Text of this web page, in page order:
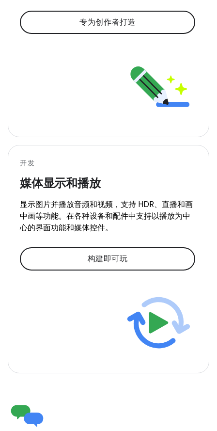
专为创作者打造
开发
媒体显示和播放
显示图片并播放音频和视频，支持 HDR、直播和画
中画等功能。在各种设备和配件中支持以播放为中
心的界面功能和媒体控件。
构建即可玩